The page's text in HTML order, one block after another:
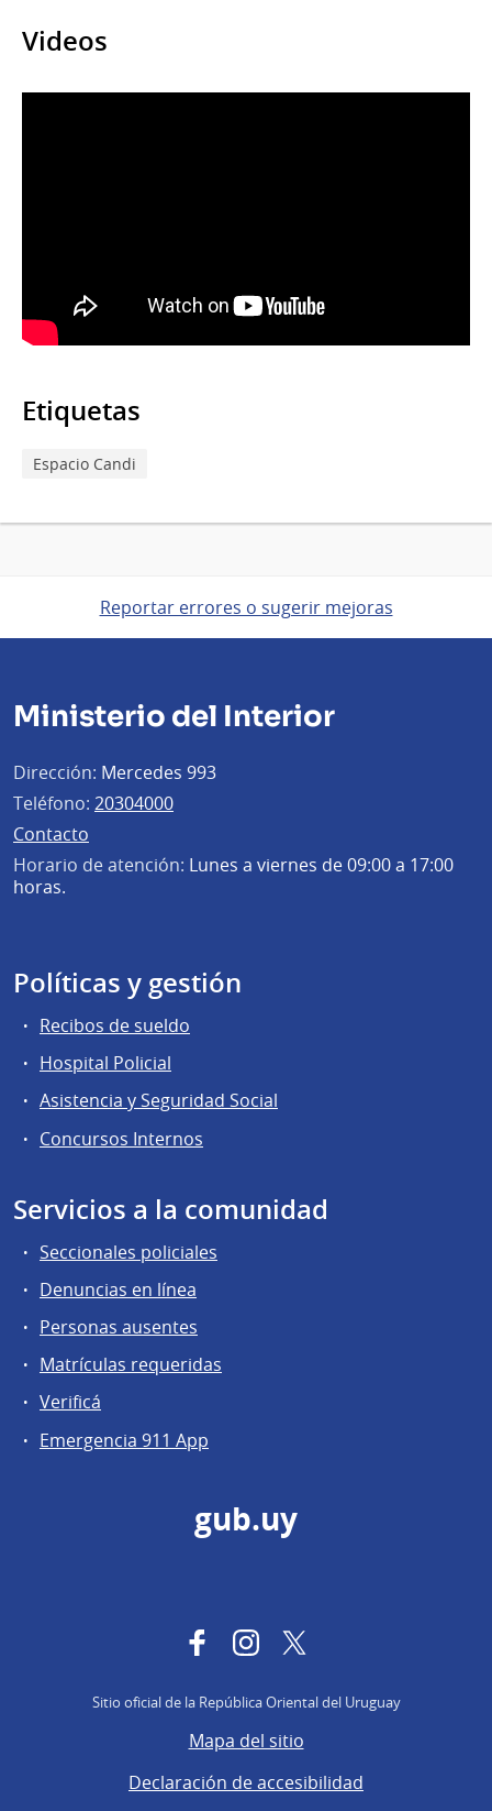
Videos
Etiquetas
Espacio Candi
Reportar errores o sugerir mejoras
Ministerio del Interior
Dirección: Mercedes 993
Teléfono: 20304000
Contacto
Horario de atención: Lunes a viernes de 09:00 a 17:00
horas.
Políticas y gestión
Recibos de sueldo
Hospital Policial
Asistencia y Seguridad Social
Concursos Internos
Servicios a la comunidad
Seccionales policiales
Denuncias en línea
Personas ausentes
Matrículas requeridas
Verificá
Emergencia 911 App
gub.uy
FacebookInstagram
Sitio oficial de la República Oriental del Uruguay
Mapa del sitio
Declaración de accesibilidad